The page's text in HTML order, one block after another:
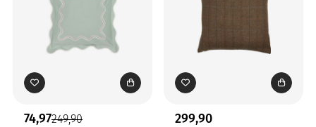
74,97249,90 299,90